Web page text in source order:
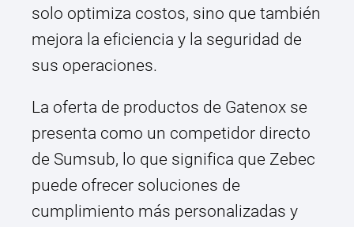
solo optimiza costos, sino que también
mejora la eficiencia y la seguridad de
sus operaciones.
La oferta de productos de Gatenox se
presenta como un competidor directo
de Sumsub, lo que significa que Zebec
puede ofrecer soluciones de
cumplimiento más personalizadas y